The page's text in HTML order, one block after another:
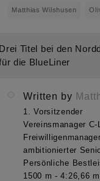
Matthias Wilshusen
Drei Titel bei den
die BlueLiner
Written by
1. Vorsitzender
Vereinsmanager C-
ambitionierter
Persönliche
1500 m - 4:26,66